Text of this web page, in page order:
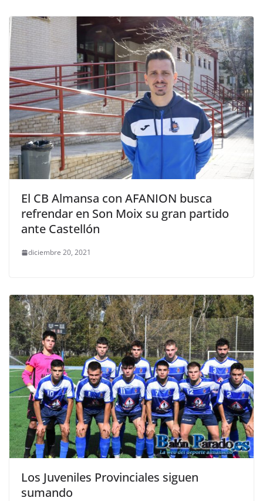
El CB Almansa con AFANION busca
refrendar en Son Moix su gran partido
ante Castellón
diciembre 20, 2021
Los Juveniles Provinciales siguen
sumando